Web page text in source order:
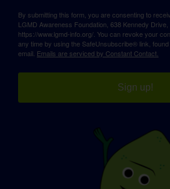
By submitting this form, you are consenting to
LGMD Awareness Foundation, 638 Kennedy Drive,
https://www.lgmd-info.org/. You can revoke your
any time by using the SafeUnsubscribe® link,
email. Emails are serviced by Constant Contact.
Sign up!